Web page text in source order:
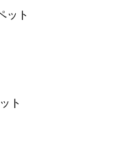
ット
ト